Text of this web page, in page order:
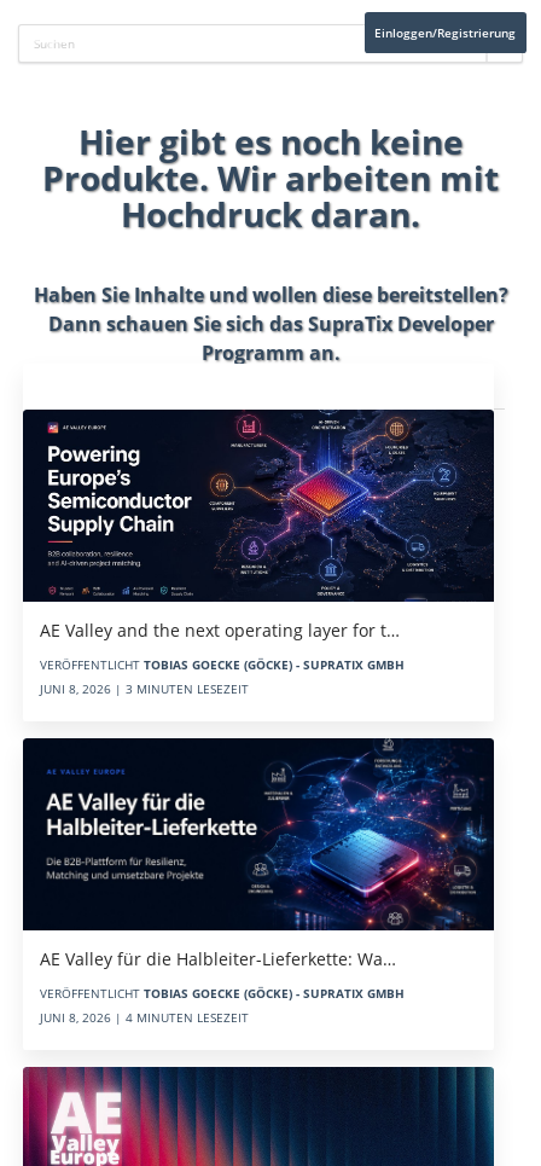
Einloggen/Registrierung
Hier gibt es noch keine
Produkte. Wir arbeiten mit
Hochdruck daran.
Haben Sie Inhalte und wollen diese bereitstellen?
Dann schauen Sie sich dasSupraTix Developer
Programman.
AE Valley and the next operating layer for t…
VERÖFFENTLICHT TOBIAS GOECKE (GÖCKE) - SUPRATIX GMBH
JUNI 8, 2026 | 3 MINUTEN LESEZEIT
AE Valley für die Halbleiter-Lieferkette: Wa…
VERÖFFENTLICHT TOBIAS GOECKE (GÖCKE) - SUPRATIX GMBH
JUNI 8, 2026 | 4 MINUTEN LESEZEIT